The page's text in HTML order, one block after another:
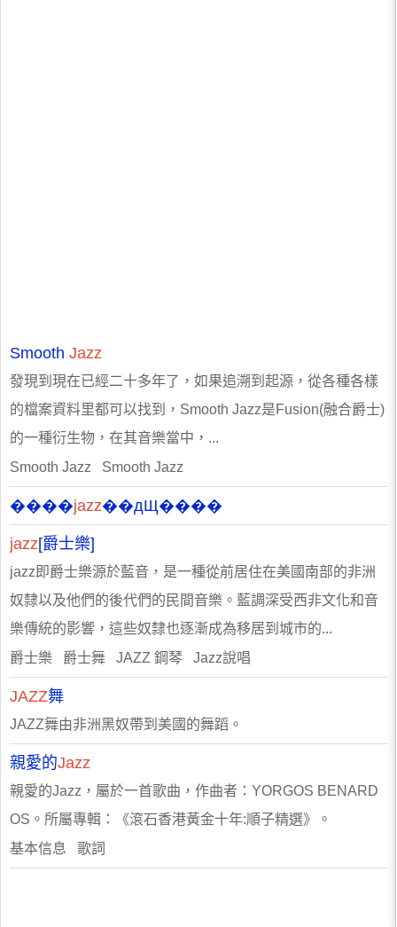
Smooth Jazz
發現到現在已經二十多年了，如果追溯到起源，從各種各樣
的檔案資料里都可以找到，Smooth Jazz是Fusion(融合爵士)
的一種衍生物，在其音樂當中，...
Smooth Jazz Smooth Jazz
����jazz��дЩ����
jazz[爵士樂]
jazz即爵士樂源於藍音，是一種從前居住在美國南部的非洲
奴隸以及他們的後代們的民間音樂。藍調深受西非文化和音
樂傳統的影響，這些奴隸也逐漸成為移居到城市的...
爵士樂 爵士舞 JAZZ 鋼琴 Jazz說唱
JAZZ舞
JAZZ舞由非洲黑奴帶到美國的舞蹈。
親愛的Jazz
親愛的Jazz，屬於一首歌曲，作曲者：YORGOS BENARD
OS。所屬專輯：《滾石香港黃金十年:順子精選》。
基本信息 歌詞